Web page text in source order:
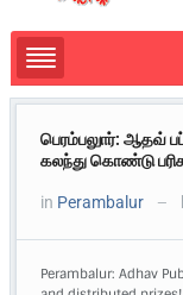
பெரம்பலுார்: ஆதவ்
கலந்து கொண்டு
in Perambalur —
Perambalur: Adhav